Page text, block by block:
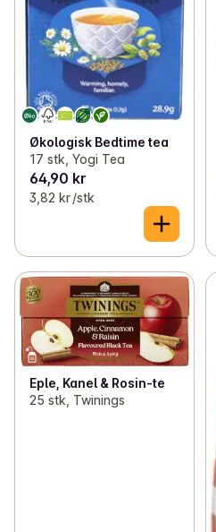
Økologisk Bedtime tea
17 stk, Yogi Tea
64,90 kr
3,82 kr /stk
Eple, Kanel & Rosin-te
25 stk, Twinings